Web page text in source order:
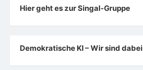
Hier geht es zur Singal-Gruppe
Demokratische KI – Wir sind dabei